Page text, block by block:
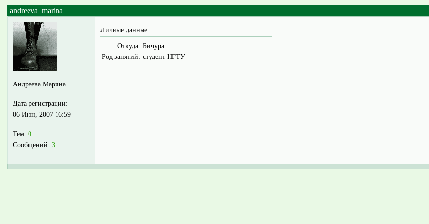
andreeva_marina
Андреева Марина
Дата регистрации:
06 Июн, 2007 16:59
Тем: 0
Сообщений: 3
Личные данные
Откуда: Бичура
Род занятий: студент НГТУ